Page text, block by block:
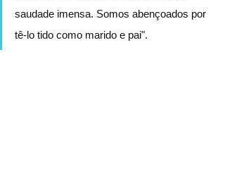
saudade imensa. Somos abençoados por
tê-lo tido como marido e pai".